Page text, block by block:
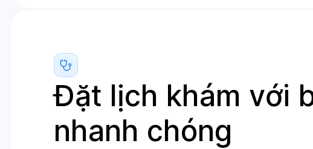
Đặt lịch khám với
nhanh chóng